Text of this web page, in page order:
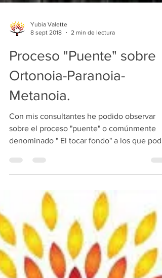
Yubia Valette
8 sept 2018
2 min de lectura
Proceso "Puente" sobre
Ortonoia-Paranoia-
Metanoia.
denominado " El tocar fondo" a los que
dar como...